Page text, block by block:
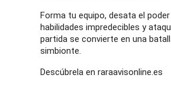
Forma tu equipo, desata el
habilidades impredecibles y
partida se convierte en una
simbionte.
Descúbrela en raraavisonline.es